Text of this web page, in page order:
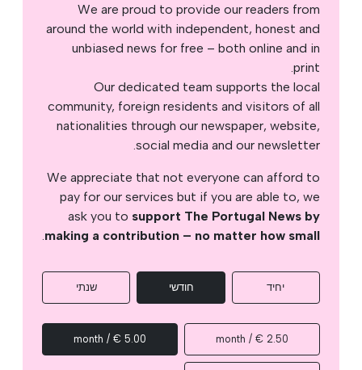
We are proud to provide our readers from
around the world with independent, honest and
unbiased news for free – both online and in
print.
Our dedicated team supports the local
community, foreign residents and visitors of all
nationalities through our newspaper, website,
social media and our newsletter.
We appreciate that not everyone can afford to
pay for our services but if you are able to, we
ask you to support The Portugal News by
making a contribution – no matter how small
.
יחיד חודשי שנתי
2.50 € / month
5.00 € / month